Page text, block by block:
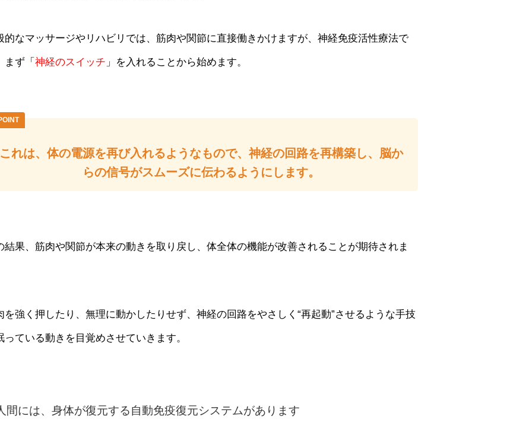
的なマッサージやリハビリでは、筋肉や関節に直接働きかけますが、神経免疫活性療法で
まず「 神経のスイッチ 」を入れることから始めます。
これは、体の電源を再び入れるようなもので、神経の回路を再構築し、脳か
らの信号がスムーズに伝わるようにします。
結果、筋肉や関節が本来の動きを取り戻し、体全体の機能が改善されることが期待されま
を強く押したり、無理に動かしたりせず、神経の回路をやさしく“再起動”させるような手技
っている動きを目覚めさせていきます。
間には、身体が復元する自動免疫復元システムがあります